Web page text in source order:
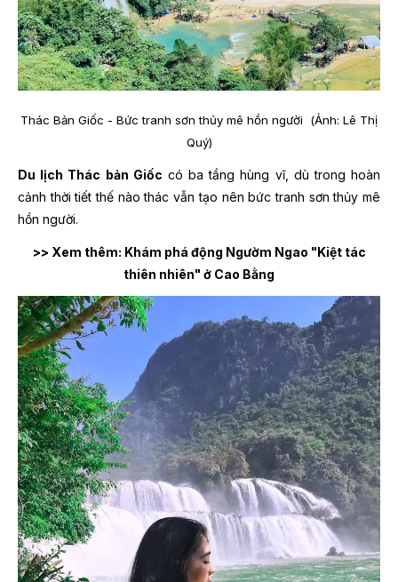
Thác Bản Giốc - Bức tranh sơn thủy mê hồn người (Ảnh: Lê Thị
Quý)
Du lịch Thác bản Giốc có ba tầng hùng vĩ, dù trong hoàn
cảnh thời tiết thế nào thác vẫn tạo nên bức tranh sơn thủy mê
hồn người.
>> Xem thêm: Khám phá động Ngườm Ngao "Kiệt tác
thiên nhiên" ở Cao Bằng